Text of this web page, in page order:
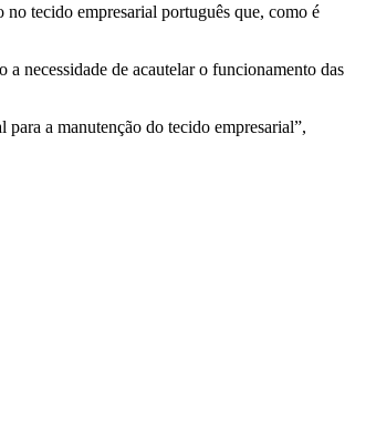
tecido empresarial português que, como é
necessidade de acautelar o funcionamento das
para a manutenção do tecido empresarial”,